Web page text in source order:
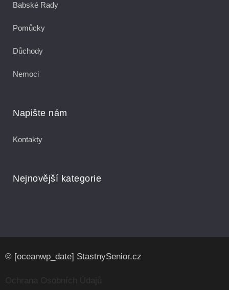
Babské Rady
Pomůcky
Důchody
Nemoci
Napište nám
Kontakty
Nejnovější kategorie
© [oceanwp_date] StastnySenior.cz